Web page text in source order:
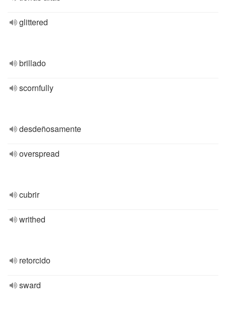
glittered
brillado
scornfully
desdeñosamente
overspread
cubrir
writhed
retorcido
sward